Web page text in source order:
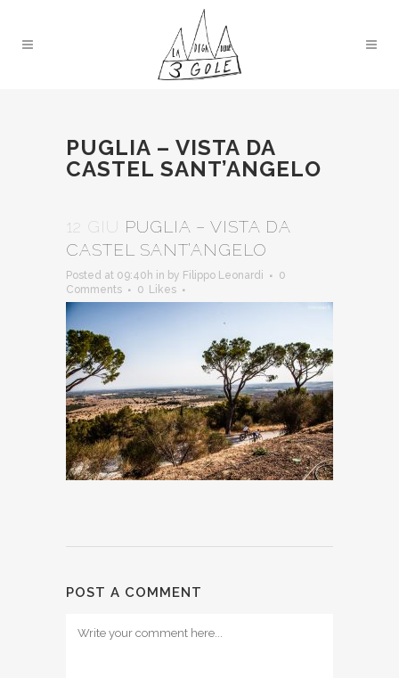
PUGLIA – VISTA DA
CASTEL SANT’ANGELO
12 GIU PUGLIA – VISTA DA
CASTEL SANT’ANGELO
Posted at 09:40h in by Filippo Leonardi
0
Comments
0 Likes
POST A COMMENT